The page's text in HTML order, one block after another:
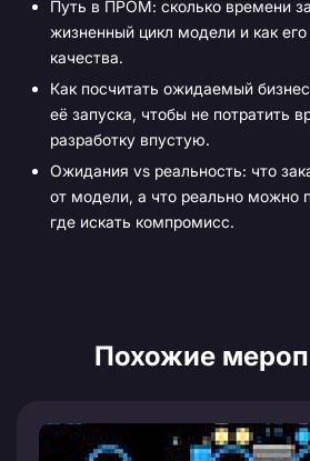
Путь в ПРОМ: сколько времени
жизненный цикл модели и как его
качества.
Как посчитать ожидаемый
её запуска, чтобы не потратить
разработку впустую.
Ожидания vs реальность: что
от модели, а что реально можно
где искать компромисс.
Похожие